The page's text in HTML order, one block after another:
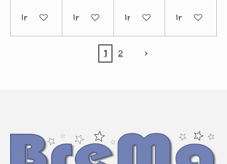
In winkelwagenIn winkelwagenIn winkelwagen
In
1 2